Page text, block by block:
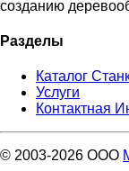
созданию
Разделы
Каталог
Услуги
Контактная
© 2003-2026 ООО